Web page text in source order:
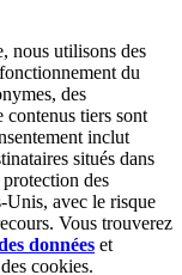
nous utilisons des
du
des
contenus tiers sont
inclut
situés dans
des
Unis, avec le risque
Vous trouverez
données et
cookies.